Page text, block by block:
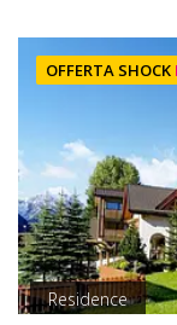
OFFERTA SHOCK
Residence